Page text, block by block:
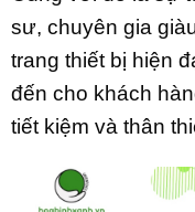
sư, chuyên gia
trang thiết bị hiện
đến cho khách
tiết kiệm và thân